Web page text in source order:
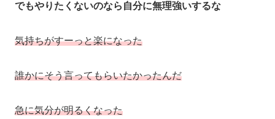
でもやりたくないのなら自分に無理強いするな
気持ちがすーっと楽になった
誰かにそう言ってもらいたかったんだ
急に気分が明るくなった